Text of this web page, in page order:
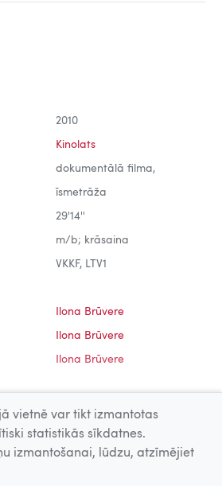
2010
Kinolats
dokumentālā filma,
īsmetrāža
29'14''
m/b; krāsaina
VKKF, LTV1
Ilona Brūvere
Ilona Brūvere
Ilona Brūvere
Uz augšu
vietnē var tikt izmantotas
statistikās sīkdatnes.
izmantošanai, lūdzu, atzīmējiet